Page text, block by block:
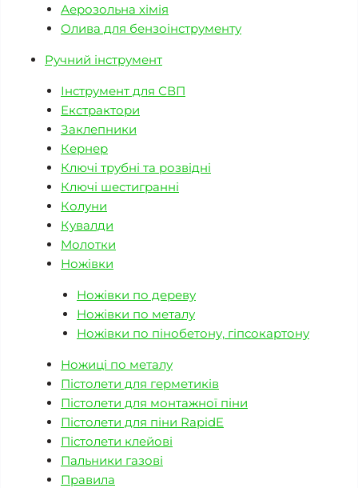
Аерозольна хімія
Олива для бензоінструменту
Ручний інструмент
Інструмент для СВП
Екстрактори
Заклепники
Кернер
Ключі трубні та розвідні
Ключі шестигранні
Колуни
Кувалди
Молотки
Ножівки
Ножівки по дереву
Ножівки по металу
Ножівки по пінобетону, гіпсокартону
Ножиці по металу
Пістолети для герметиків
Пістолети для монтажної піни
Пістолети для піни RapidE
Пістолети клейові
Пальники газові
Правила